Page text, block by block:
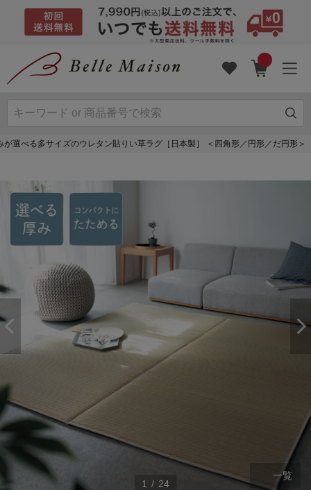
が選べる多サイズのウレタン貼りい草ラグ［日本製］ ＜四角形／円形／だ円形＞
1 / 24
一覧